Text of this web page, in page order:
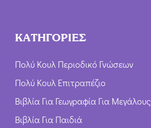
ΚΑΤΗΓΟΡΙΕΣ
Πολύ Κουλ Περιοδικό Γνώσεων
Πολύ Κουλ Επιτραπέζιο
Βιβλία Για Γεωγραφία Για Μεγάλους
Βιβλία Για Παιδιά